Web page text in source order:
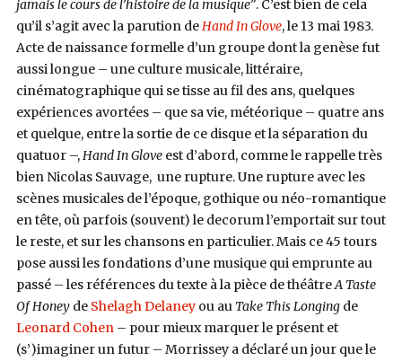
jamais le cours de l’histoire de la musique”. C’est bien de cela
qu’il s’agit avec la parution deHand In Glove, le 13 mai 1983.
Acte de naissance formelle d’un groupe dont la genèse fut
aussi longue – une culture musicale, littéraire,
cinématographique qui se tisse au fil des ans, quelques
expériences avortées – que sa vie, météorique – quatre ans
et quelque, entre la sortie de ce disque et la séparation du
quatuor –,Hand In Gloveest d’abord, comme le rappelle très
bien Nicolas Sauvage, une rupture. Une rupture avec les
scènes musicales de l’époque, gothique ou néo-romantique
en tête, où parfois (souvent) le decorum l’emportait sur tout
le reste, et sur les chansons en particulier. Mais ce 45 tours
pose aussi les fondations d’une musique qui emprunte au
passé – les références du texte à la pièce de théâtreA Taste
Of Honeyde Shelagh Delaneyou au Take This Longingde
Leonard Cohen– pour mieux marquer le présent et
(s’)imaginer un futur – Morrissey a déclaré un jour que le